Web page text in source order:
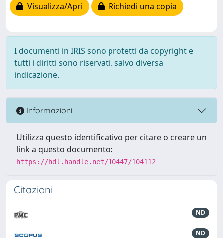
Visualizza/Apri
Richiedi una copia
I documenti in IRIS sono protetti da copyright e
tutti i diritti sono riservati, salvo diversa
indicazione.
Informazioni
Utilizza questo identificativo per citare o creare un
link a questo documento:
https://hdl.handle.net/10447/104112
Citazioni
ND
ND